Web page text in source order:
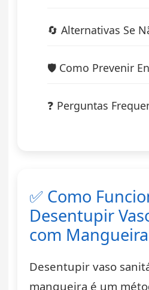
🔄 Alternativas Se
🛡️ Como Prevenir
❓ Perguntas
✅ Como
Desentupir
com Mangueira
Desentupir vaso
mangueira é um